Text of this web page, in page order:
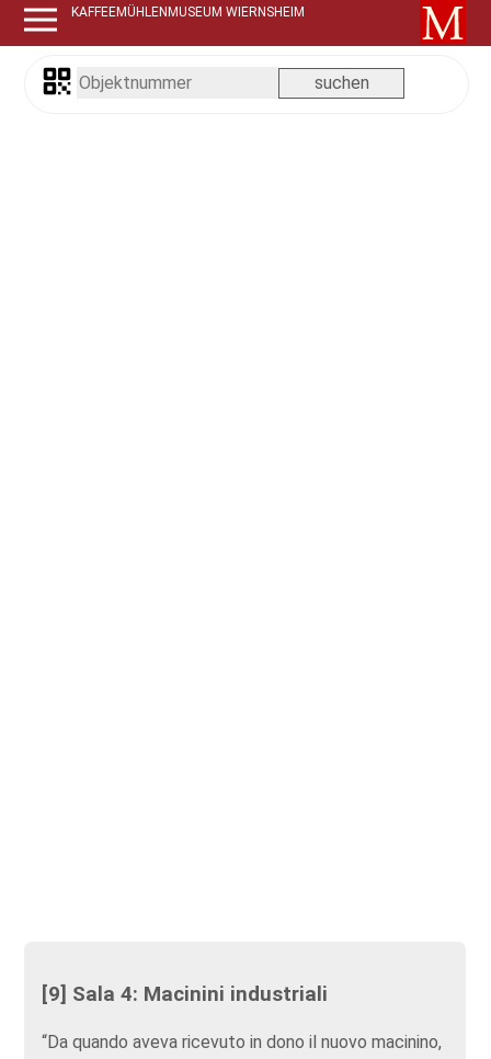
KAFFEEMÜHLENMUSEUM WIERNSHEIM
[9] Sala 4: Macinini industriali
“Da quando aveva ricevuto in dono il nuovo macinino,